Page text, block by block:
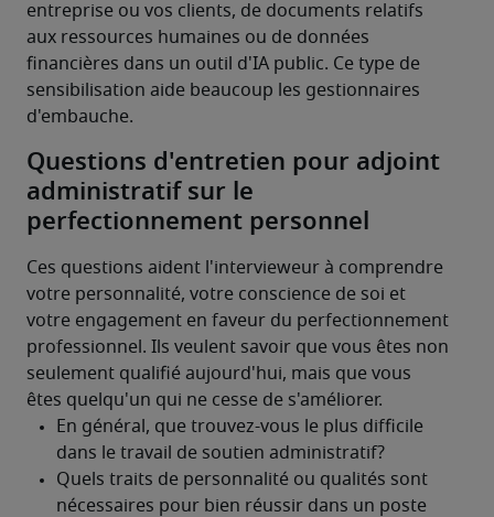
entreprise ou vos clients, de documents relatifs
aux ressources humaines ou de données
financières dans un outil d'IA public. Ce type de
sensibilisation aide beaucoup les gestionnaires
d'embauche.
Questions d'entretien pour adjoint
administratif sur le
perfectionnement personnel
Ces questions aident l'intervieweur à comprendre
votre personnalité, votre conscience de soi et
votre engagement en faveur du perfectionnement
professionnel. Ils veulent savoir que vous êtes non
seulement qualifié aujourd'hui, mais que vous
êtes quelqu'un qui ne cesse de s'améliorer.